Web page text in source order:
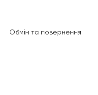
Обмін та повернення